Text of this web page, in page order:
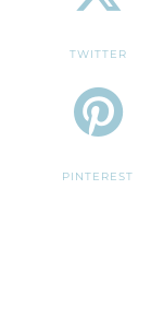
TWITTER
PINTEREST